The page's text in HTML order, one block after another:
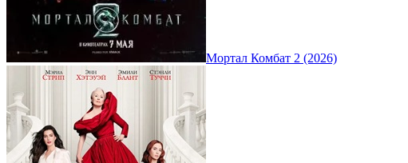
Мортал Комбат 2 (2026)